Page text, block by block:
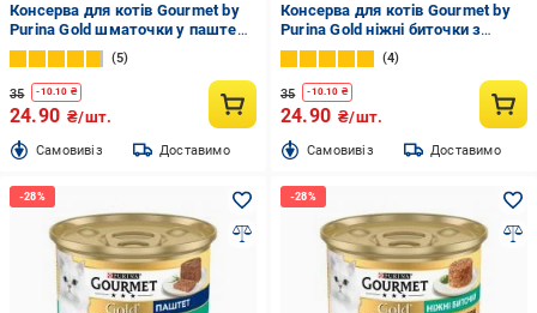
Консерва для котів Gourmet by
Purina Gold шматочки у паштеті
з кроликом 85 г
5
35 -10.10 ₴
24.90 ₴/шт.
Cамовивіз Доставимо
Консерва для котів Gourmet by
Purina Gold ніжні биточки з
куркою і морквою 85 г
4
35 -10.10 ₴
24.90 ₴/шт.
Cамовивіз Доставимо